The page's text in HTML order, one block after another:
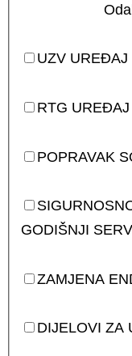
UZV UREĐAJ
RTG UREĐAJ
POPRAVAK
GODIŠNJI
ZAMJENA
DIJELOVI ZA